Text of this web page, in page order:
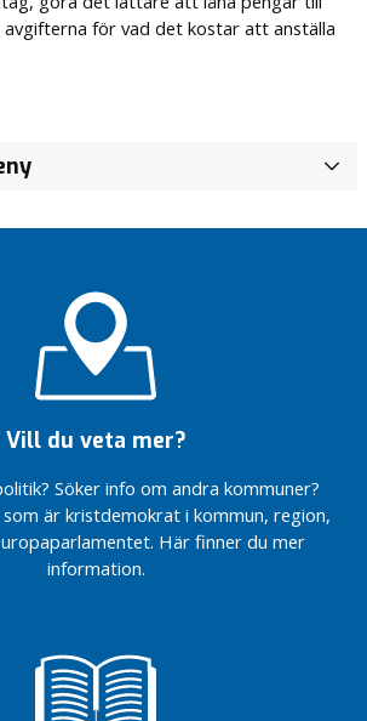
avgifterna för vad det kostar att anställa
Vill du veta mer?
Söker info om andra kommuner?
som är kristdemokrat i kommun, region,
Här finner du mer
information.